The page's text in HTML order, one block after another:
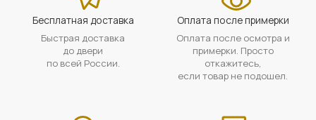
Бесплатная доставка
Быстрая доставка
до двери
по всей России.
Оплата после примерки
Оплата после осмотра и
примерки. Просто
откажитесь,
если товар не подошел.